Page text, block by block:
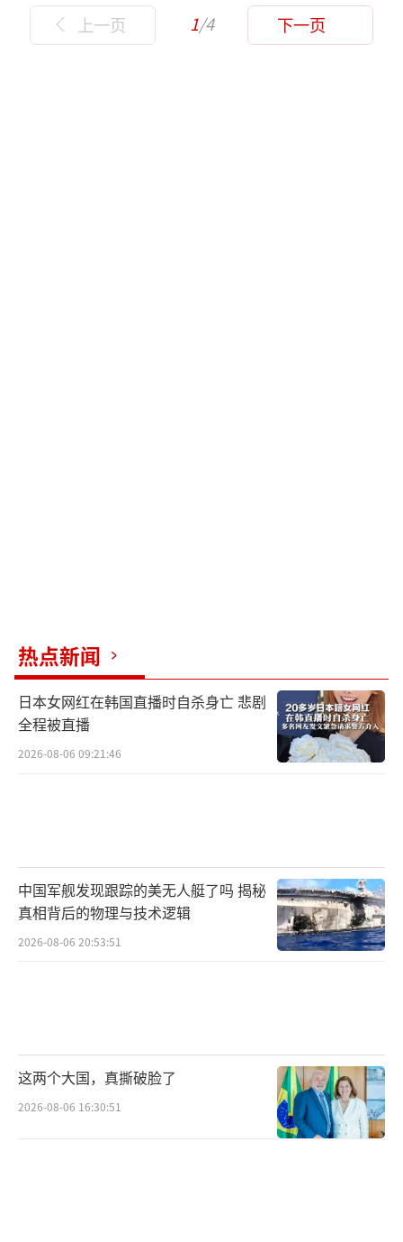
上一页 1/4 下一页
热点新闻
日本女网红在韩国直播时自杀身亡 悲剧
全程被直播
2026-08-06 09:21:46
中国军舰发现跟踪的美无人艇了吗 揭秘
真相背后的物理与技术逻辑
2026-08-06 20:53:51
这两个大国，真撕破脸了
2026-08-06 16:30:51